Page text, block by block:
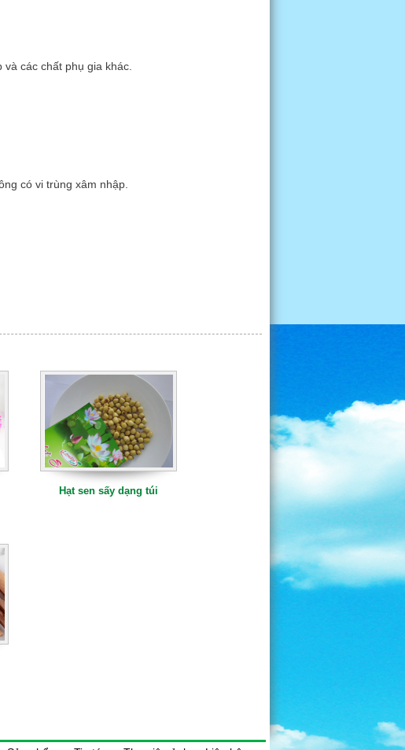
các chất phụ gia khác.
có vi trùng xâm nhập.
Hạt sen sấy dạng túi